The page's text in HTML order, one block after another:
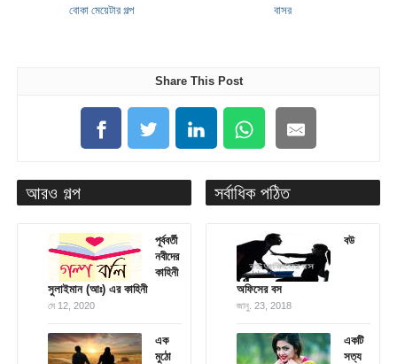
বোকা মেয়েটার গল্প বাসর
Share This Post
আরও গল্প
পূর্ববর্তী
নবীদের
কাহিনী
সুলাইমান (আঃ) এর কাহিনী
মে 12, 2020
এক
মুঠো
সর্বাধিক পঠিত
বউ
অফিসের বস
জানু. 23, 2018
একটি
সত্য